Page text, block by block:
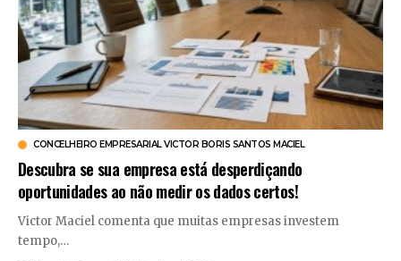
CONCELHEIRO EMPRESARIAL VICTOR BORIS SANTOS MACIEL
Descubra se sua empresa está desperdiçando
oportunidades ao não medir os dados certos!
Victor Maciel comenta que muitas empresas investem
tempo,…